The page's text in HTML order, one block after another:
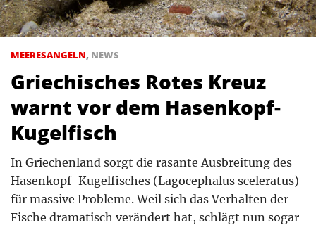
MEERESANGELN, NEWS
Griechisches Rotes Kreuz
warnt vor dem Hasenkopf-
Kugelfisch
In Griechenland sorgt die rasante Ausbreitung des
Hasenkopf-Kugelfisches (Lagocephalus sceleratus)
für massive Probleme. Weil sich das Verhalten der
Fische dramatisch verändert hat, schlägt nun sogar